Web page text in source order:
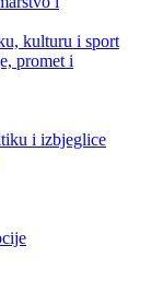
kulturu i sport
promet i
i izbjeglice